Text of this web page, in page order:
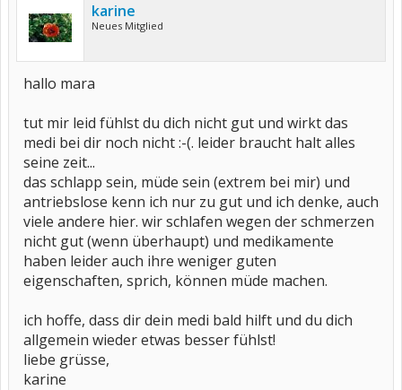
karine
Neues Mitglied
hallo mara
tut mir leid fühlst du dich nicht gut und wirkt das
medi bei dir noch nicht :-(. leider braucht halt alles
seine zeit...
das schlapp sein, müde sein (extrem bei mir) und
antriebslose kenn ich nur zu gut und ich denke, auch
viele andere hier. wir schlafen wegen der schmerzen
nicht gut (wenn überhaupt) und medikamente
haben leider auch ihre weniger guten
eigenschaften, sprich, können müde machen.
ich hoffe, dass dir dein medi bald hilft und du dich
allgemein wieder etwas besser fühlst!
liebe grüsse,
karine